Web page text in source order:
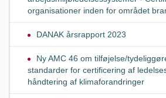
organisationer inden for området
DANAK årsrapport 2023
Ny AMC 46 om tilføjelse/
standarder for certificering af
håndtering af klimaforandringer